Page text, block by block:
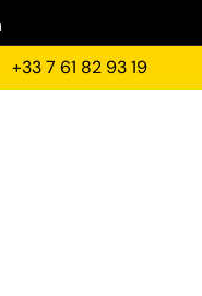
+33 7 61 82 93 19